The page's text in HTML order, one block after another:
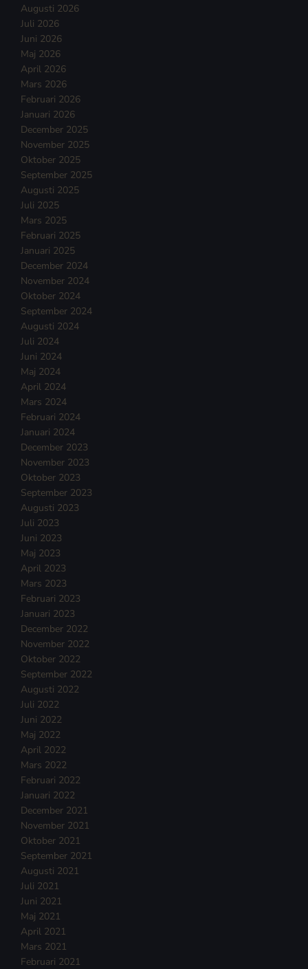
Augusti 2026
Juli 2026
Juni 2026
Maj 2026
April 2026
Mars 2026
Februari 2026
Januari 2026
December 2025
November 2025
Oktober 2025
September 2025
Augusti 2025
Juli 2025
Mars 2025
Februari 2025
Januari 2025
December 2024
November 2024
Oktober 2024
September 2024
Augusti 2024
Juli 2024
Juni 2024
Maj 2024
April 2024
Mars 2024
Februari 2024
Januari 2024
December 2023
November 2023
Oktober 2023
September 2023
Augusti 2023
Juli 2023
Juni 2023
Maj 2023
April 2023
Mars 2023
Februari 2023
Januari 2023
December 2022
November 2022
Oktober 2022
September 2022
Augusti 2022
Juli 2022
Juni 2022
Maj 2022
April 2022
Mars 2022
Februari 2022
Januari 2022
December 2021
November 2021
Oktober 2021
September 2021
Augusti 2021
Juli 2021
Juni 2021
Maj 2021
April 2021
Mars 2021
Februari 2021